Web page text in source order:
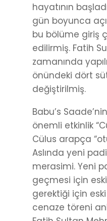
hayatının
gün boyunca
bu bölüme giriş
edilirmiş. Fatih
zamanında
önündeki dört
değiştirilmiş.
Babu’s
önemli etkinlik
Cülus arapça
Aslında yeni
merasimi. Yeni
geçmesi için
gerektiği için
cenaze töreni